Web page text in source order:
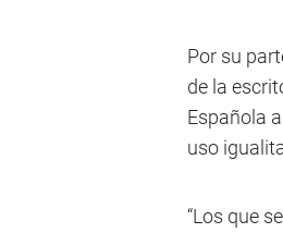
Por su
de la
Española
uso
“Los que